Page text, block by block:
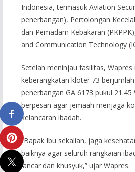
Indonesia, termasuk Aviation
penerbangan), Pertolongan
dan Pemadam Kebakaran
and Communication Technology
Setelah meninjau fasilitas, Wapres
keberangkatan kloter 73
penerbangan GA 6173 pukul 21.45
berpesan agar jemaah menjaga
kelancaran ibadah.
“Bapak Ibu sekalian, jaga
baiknya agar seluruh rangkaian
lancar dan khusyuk,” ujar Wapres.